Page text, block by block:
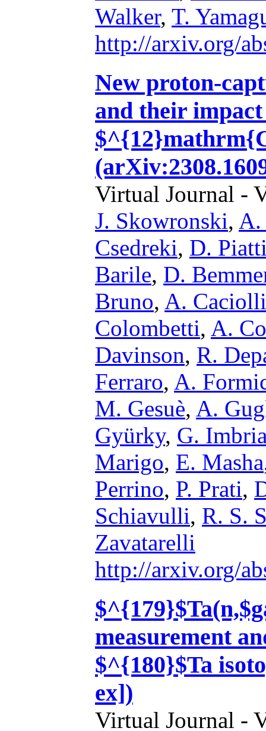
Walker, T.
http://arxiv.org/
New proton-
and their
Virtual Journal -
J. Skowronski, A.
Csedreki, D.
Barile, D.
Bruno, A. Caciolli
Colombetti, A.
Davinson, R.
Ferraro, A.
M. Gesuè, A.
Gyürky, G.
Marigo, E. Masha
Perrino, P. Prati,
Schiavulli, R. S.
Zavatarelli
http://arxiv.org/
measurement
$^{180}$Ta
ex])
Virtual Journal -